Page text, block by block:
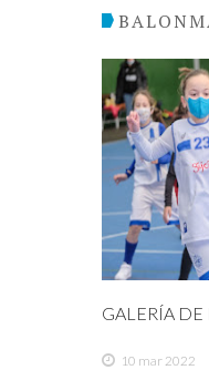
GALERÍA DE
10 mar 2022